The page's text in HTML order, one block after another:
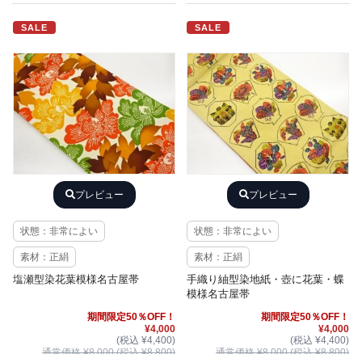
SALE
プレビュー
状態：非常によい
素材：正絹
塩瀬型染花葉模様名古屋帯
期間限定50％OFF！
¥4,000
(税込 ¥4,400)
SALE
プレビュー
状態：非常によい
素材：正絹
手織り紬型染地紙・壺に花葉・蝶
模様名古屋帯
期間限定50％OFF！
¥4,000
(税込 ¥4,400)